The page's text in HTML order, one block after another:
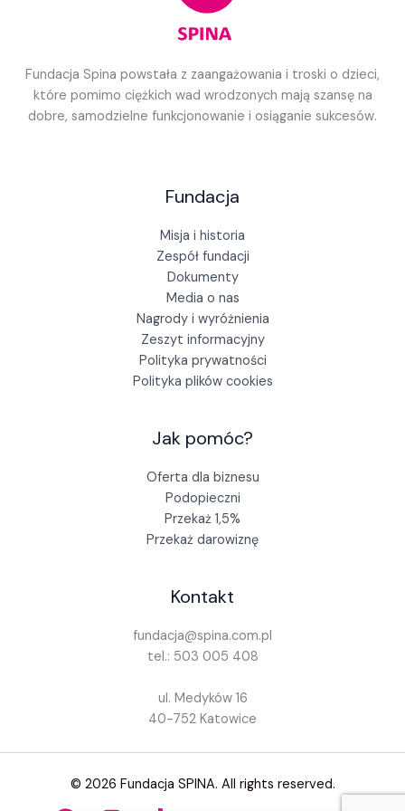
Fundacja Spina powstała z zaangażowania i troski o dzieci,
które pomimo ciężkich wad wrodzonych mają szansę na
dobre, samodzielne funkcjonowanie i osiąganie sukcesów.
Fundacja
Misja i historia
Zespół fundacji
Dokumenty
Media o nas
Nagrody i wyróżnienia
Zeszyt informacyjny
Polityka prywatności
Polityka plików cookies
Jak pomóc?
Oferta dla biznesu
Podopieczni
Przekaż 1,5%
Przekaż darowiznę
Kontakt
fundacja@spina.com.pl
tel.: 503 005 408
ul. Medyków 16
40-752 Katowice
© 2026 Fundacja SPINA. All rights reserved.